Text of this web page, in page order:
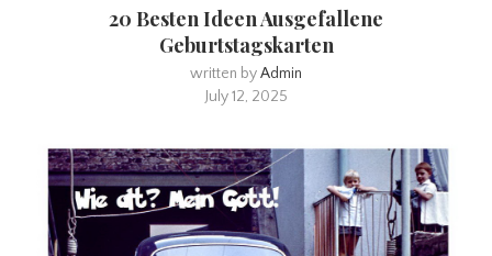
20 Besten Ideen Ausgefallene
Geburtstagskarten
written byAdmin
July 12, 2025